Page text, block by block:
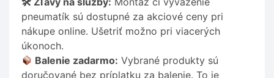
pneumatík sú dostupné za akciové ceny pri
nákupe online. Ušetriť možno pri viacerých
úkonoch.
Balenie zadarmo: Vybrané produkty sú
doručované bez príplatku za balenie. To je